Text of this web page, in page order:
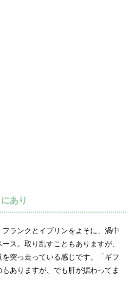
あり
ランクとイブリンをよそに、渦中
ス。取り乱すこともありますが、
突っ走っている感じです。「ギフ
ありますが、でも肝が据わってま